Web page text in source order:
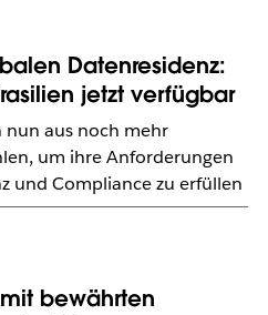
Datenresidenz:
jetzt verfügbar
nun aus noch mehr
um ihre Anforderungen
und Compliance zu erfüllen
bewährten